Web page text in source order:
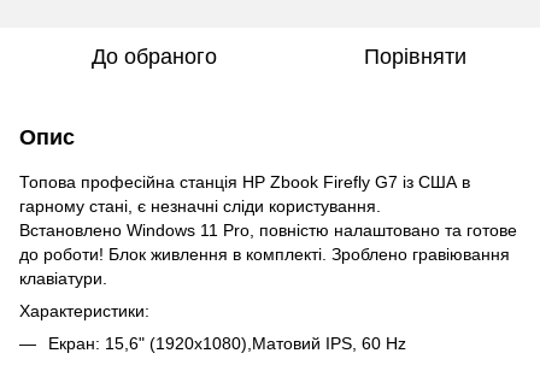
До обраного Порівняти
Опис
Топова професійна станція HP Zbook Firefly G7 із США в
гарному стані, є незначні сліди користування.
Встановлено Windows 11 Pro, повністю налаштовано та готове
до роботи! Блок живлення в комплекті. Зроблено гравіювання
клавіатури.
Характеристики:
Екран: 15,6" (1920x1080),Матовий IPS, 60 Hz